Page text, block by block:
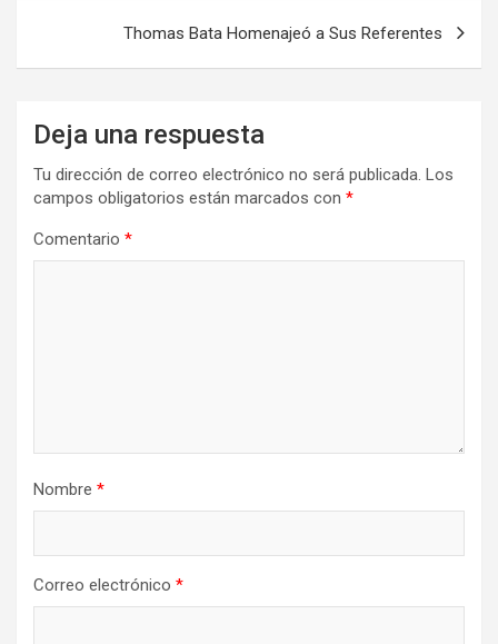
entradasThomas Bata Homenajeó a Sus Referentes
Deja una respuesta
Tu dirección de correo electrónico no será publicada. Los
campos obligatorios están marcados con *
Comentario *
Nombre *
Correo electrónico *